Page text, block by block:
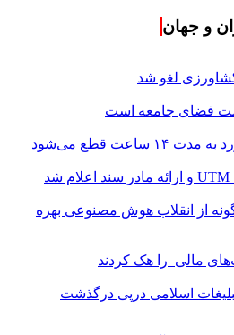
و جهان
لغو شد
فضای جامعه است
قطع می‌شود
از انقلاب هوش مصنوعی بهره
مالی را هک کردند
اسلامی درپی درگذشت